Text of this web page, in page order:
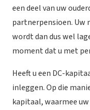
een deel van uw
partnerpensioen. Uw
wordt dan dus wel
moment dat u met
Heeft u een DC-
inleggen. Op die
kapitaal, waarmee